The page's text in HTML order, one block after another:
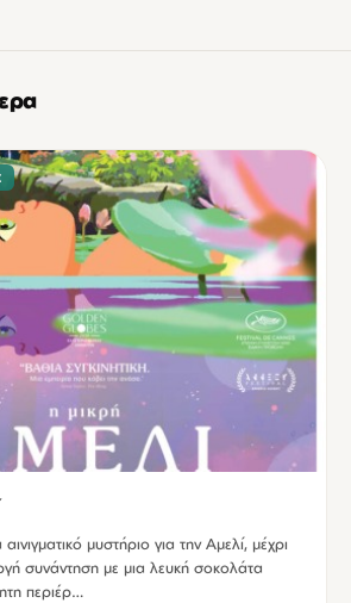
μυστήριο για την Αμελί, μέχρι
συνάντηση με μια λευκή σοκολάτα
περιέρ…